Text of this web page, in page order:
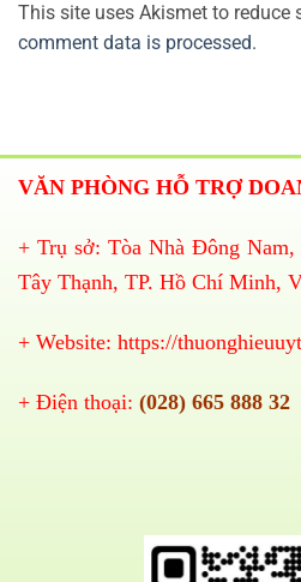
This site uses Akismet to reduce
comment data is processed.
VĂN PHÒNG HỖ TRỢ
+ Trụ sở: Tòa Nhà Đông Nam,
Tây Thạnh, TP. Hồ Chí Minh,
+ Website: https://
+ Điện thoại: (028) 665 888 32